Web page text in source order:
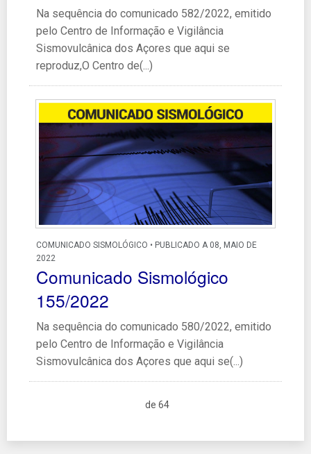
Na sequência do comunicado 582/2022, emitido
pelo Centro de Informação e Vigilância
Sismovulcânica dos Açores que aqui se
reproduz,O Centro de(...)
COMUNICADO SISMOLÓGICO • PUBLICADO A 08, MAIO DE
2022
Comunicado Sismológico
155/2022
Na sequência do comunicado 580/2022, emitido
pelo Centro de Informação e Vigilância
Sismovulcânica dos Açores que aqui se(...)
de 64